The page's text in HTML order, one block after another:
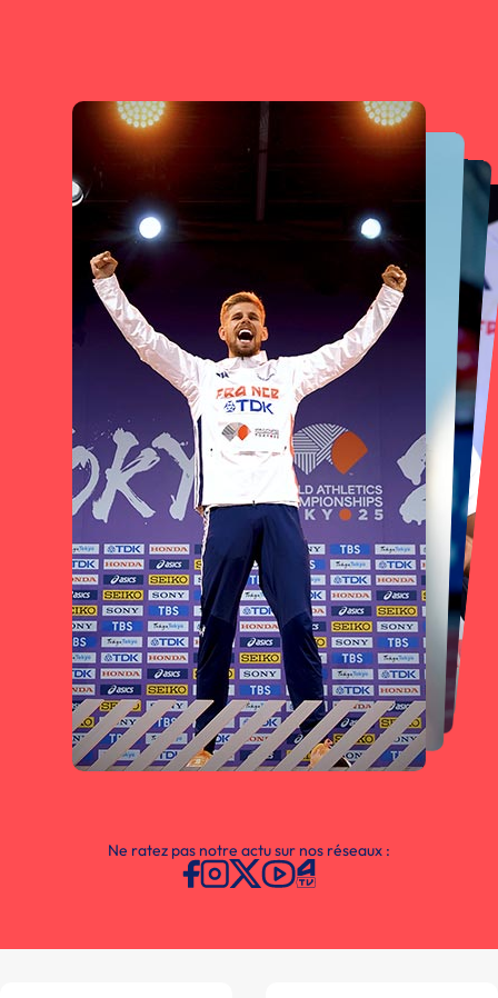
Ne ratez pas notre actu sur nos réseaux :